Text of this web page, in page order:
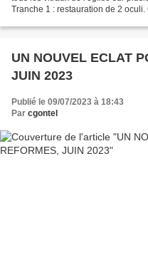
Tranche 1 : restauration de 2
UN NOUVEL ECLAT
JUIN 2023
Publié le 09/07/2023 à 18:43
Par cgontel